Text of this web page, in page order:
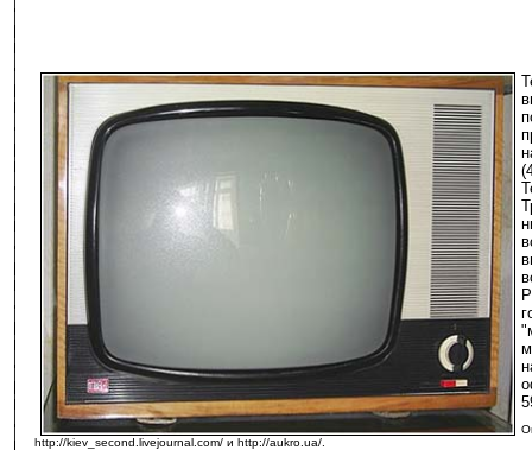
http://kiev_second.livejournal.com/ и http://aukro.ua/.